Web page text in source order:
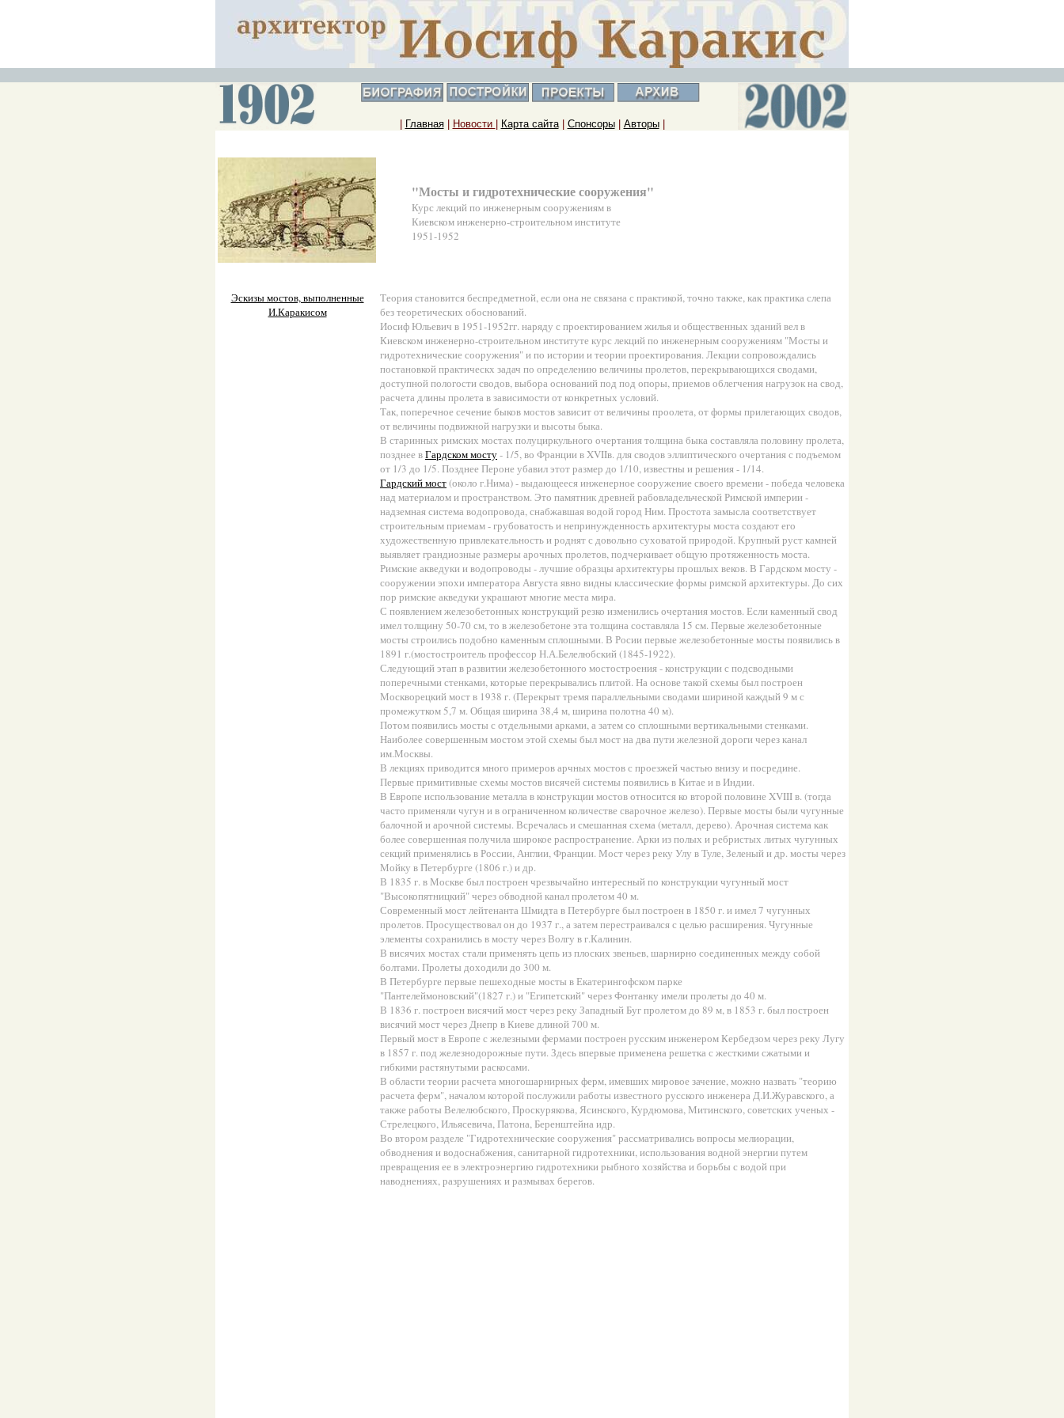
Главная| Новости Карта сайта| Спонсоры| Авторы|
"Мосты и гидротехнические сооружения"
Курс лекций по инженерным сооружениям в
Киевском инженерно-строительном институте
1951-1952
Эскизы мостов, выполненные
И.Каракисом
Теория становится беспредметной, если она не связана с практикой, точно также, как практика слепа
без теоретических обоснований.
Иосиф Юльевич в 1951-1952гг. наряду с проектированием жилья и общественных зданий вел в
Киевском инженерно-строительном институте курс лекций по инженерным сооружениям "Мосты и
гидротехнические сооружения" и по истории и теории проектирования. Лекции сопровождались
постановкой практическх задач по определению величины пролетов, перекрывающихся сводами,
доступной пологости сводов, выбора оснований под под опоры, приемов облегчения нагрузок на свод,
расчета длины пролета в зависимости от конкретных условий.
Так, поперечное сечение быков мостов зависит от величины проолета, от формы прилегающих сводов,
от величины подвижной нагрузки и высоты быка.
В старинных римских мостах полуциркульного очертания толщина быка составляла половину пролета,
позднее вГардском мосту- 1/5, во Франции в XVIIв. для сводов эллиптического очертания с подъемом
от 1/3 до 1/5. Позднее Пероне убавил этот размер до 1/10, известны и решения - 1/14.
Гардский мост(около г.Нима) - выдающееся инженерное сооружение своего времени - победа человека
над материалом и пространством. Это памятник древней рабовладельческой Римской империи -
надземная система водопровода, снабжавшая водой город Ним. Простота замысла соответствует
строительным приемам - грубоватость и непринужденность архитектуры моста создают его
художественную привлекательность и роднят с довольно суховатой природой. Крупный руст камней
выявляет грандиозные размеры арочных пролетов, подчеркивает общую протяженность моста.
Римские акведуки и водопроводы - лучшие образцы архитектуры прошлых веков. В Гардском мосту -
сооружении эпохи императора Августа явно видны классические формы римской архитектуры. До сих
пор римские акведуки украшают многие места мира.
С появлением железобетонных конструкций резко изменились очертания мостов. Если каменный свод
имел толщину 50-70 см, то в железобетоне эта толщина составляла 15 см. Первые железобетонные
мосты строились подобно каменным сплошными. В Росии первые железобетонные мосты появились в
1891 г.(мостостроитель профессор Н.А.Белелюбский (1845-1922).
Следующий этап в развитии железобетонного мостостроения - конструкции с подсводными
поперечными стенками, которые перекрывались плитой. На основе такой схемы был построен
Москворецкий мост в 1938 г. (Перекрыт тремя параллельными сводами шириной каждый 9 м с
промежутком 5,7 м. Общая ширина 38,4 м, ширина полотна 40 м).
Потом появились мосты с отдельными арками, а затем со сплошными вертикальными стенками.
Наиболее совершенным мостом этой схемы был мост на два пути железной дороги через канал
им.Москвы.
В лекциях приводится много примеров арчных мостов с проезжей частью внизу и посредине.
Первые примитивные схемы мостов висячей системы появились в Китае и в Индии.
В Европе использование металла в конструкции мостов относится ко второй половине XVIII в. (тогда
часто применяли чугун и в ограниченном количестве сварочное железо). Первые мосты были чугунные
балочной и арочной системы. Всречалась и смешанная схема (металл, дерево). Арочная система как
более совершенная получила широкое распространение. Арки из полых и ребристых литых чугунных
секций применялись в России, Англии, Франции. Мост через реку Улу в Туле, Зеленый и др. мосты через
Мойку в Петербурге (1806 г.) и др.
В 1835 г. в Москве был построен чрезвычайно интересный по конструкции чугунный мост
"Высокопятницкий" через обводной канал пролетом 40 м.
Современный мост лейтенанта Шмидта в Петербурге был построен в 1850 г. и имел 7 чугунных
пролетов. Просуществовал он до 1937 г., а затем перестраивался с целью расширения. Чугунные
элементы сохранились в мосту через Волгу в г.Калинин.
В висячих мостах стали применять цепь из плоских звеньев, шарнирно соединенных между собой
болтами. Пролеты доходили до 300 м.
В Петербурге первые пешеходные мосты в Екатерингофском парке
"Пантелеймоновский"(1827 г.) и "Египетский" через Фонтанку имели пролеты до 40 м.
В 1836 г. построен висячий мост через реку Западный Буг пролетом до 89 м, в 1853 г. был построен
висячий мост через Днепр в Киеве длиной 700 м.
Первый мост в Европе с железными фермами построен русским инженером Кербедзом через реку Лугу
в 1857 г. под железнодорожные пути. Здесь впервые применена решетка с жесткими сжатыми и
гибкими растянутыми раскосами.
В области теории расчета многошарнирных ферм, имевших мировое зачение, можно назвать "теорию
расчета ферм", началом которой послужили работы известного русского инженера Д.И.Журавского, а
также работы Велелюбского, Проскурякова, Ясинского, Курдюмова, Митинского, советских ученых -
Стрелецкого, Ильясевича, Патона, Беренштейна идр.
Во втором разделе "Гидротехнические сооружения" рассматривались вопросы мелиорации,
обводнения и водоснабжения, санитарной гидротехники, использования водной энергии путем
превращения ее в электроэнергию гидротехники рыбного хозяйства и борьбы с водой при
наводнениях, разрушениях и размывах берегов.